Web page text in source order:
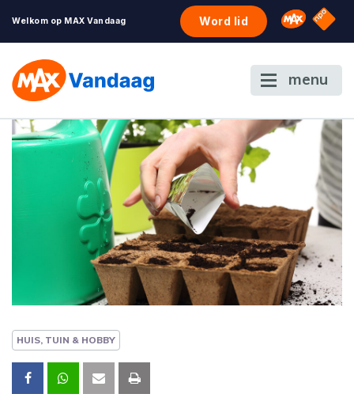
Welkom op MAX Vandaag Word lid Omroep
NPO
menu
HUIS, TUIN & HOBBY